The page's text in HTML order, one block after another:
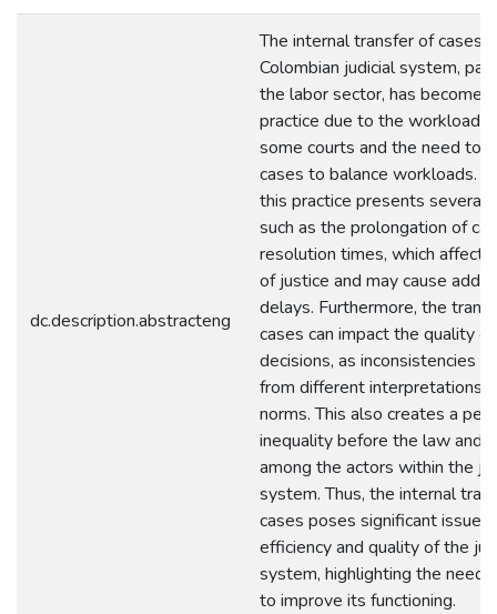
dc.description.abstracteng
The internal transfer of cases
Colombian judicial system,
the labor sector, has become
practice due to the workload
some courts and the need to
cases to balance workloads.
this practice presents several
such as the prolongation of
resolution times, which
of justice and may cause
delays. Furthermore, the
cases can impact the quality
decisions, as inconsistencies
from different interpretations
norms. This also creates a
inequality before the law and
among the actors within the
system. Thus, the internal
cases poses significant issues
efficiency and quality of the
system, highlighting the need
to improve its functioning.